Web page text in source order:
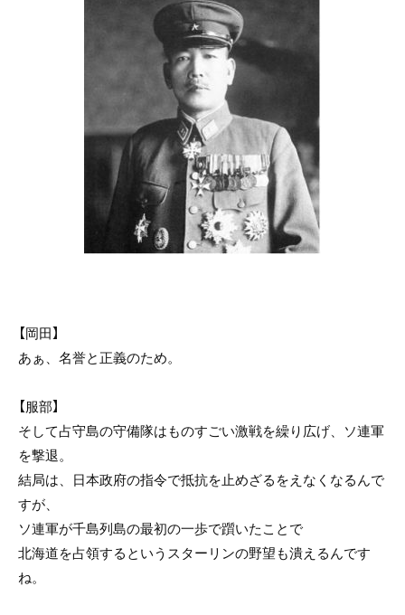
【岡田】
あぁ、名誉と正義のため。
【服部】
そして占守島の守備隊はものすごい激戦を繰り広げ、ソ連軍
を撃退。
結局は、日本政府の指令で抵抗を止めざるをえなくなるんで
すが、
ソ連軍が千島列島の最初の一歩で躓いたことで
北海道を占領するというスターリンの野望も潰えるんです
ね。